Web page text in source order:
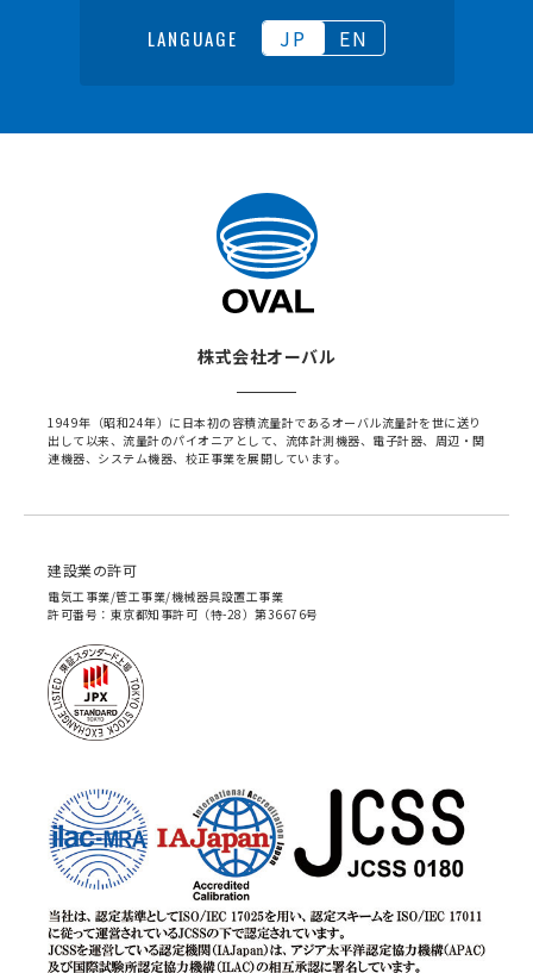
LANGUAGE JP EN
株式会社オーバル
1949年（昭和24年）に日本初の容積流量計であるオーバル流量計を世に送り
出して以来、流量計のパイオニアとして、流体計測機器、電子計器、周辺・関
連機器、システム機器、校正事業を展開しています。
建設業の許可
電気工事業/管工事業/機械器具設置工事業
許可番号：東京都知事許可（特-28）第36676号